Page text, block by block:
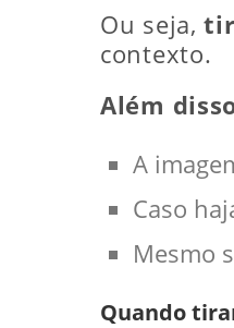
Ou seja,
contexto.
Além
A
Caso
Mesmo
Quando